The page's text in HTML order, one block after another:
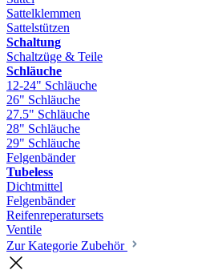
Sattelklemmen
Sattelstützen
Schaltung
Schaltzüge & Teile
Schläuche
12-24" Schläuche
26" Schläuche
27.5" Schläuche
28" Schläuche
29" Schläuche
Felgenbänder
Tubeless
Dichtmittel
Felgenbänder
Reifenreperatursets
Ventile
Zur Kategorie Zubehör